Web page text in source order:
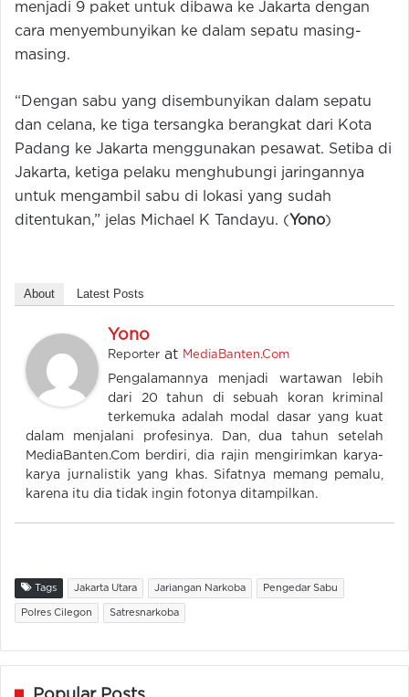
menjadi 9 paket untuk dibawa ke Jakarta dengan
cara menyembunyikan ke dalam sepatu masing-
masing.
“Dengan sabu yang disembunyikan dalam sepatu
dan celana, ke tiga tersangka berangkat dari Kota
Padang ke Jakarta menggunakan pesawat. Setiba di
Jakarta, ketiga pelaku menghubungi jaringannya
untuk mengambil sabu di lokasi yang sudah
ditentukan,” jelas Michael K Tandayu. ( Yono)
About Latest Posts
Yono
Reporter at MediaBanten.Com
Pengalamannya menjadi wartawan lebih
dari 20 tahun di sebuah koran kriminal
terkemuka adalah modal dasar yang kuat
dalam menjalani profesinya. Dan, dua tahun setelah
MediaBanten.Com berdiri, dia rajin mengirimkan karya-
karya jurnalistik yang khas. Sifatnya memang pemalu,
karena itu dia tidak ingin fotonya ditampilkan.
Tags Jakarta Utara Jariangan Narkoba Pengedar Sabu
Polres Cilegon Satresnarkoba